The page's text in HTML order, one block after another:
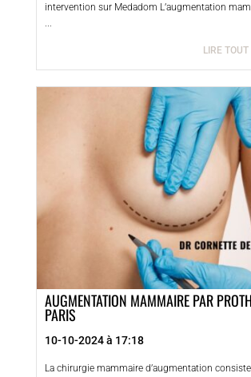
intervention sur Medadom L’augmentation
LIRE
AUGMENTATION MAMMAIRE PAR
PARIS
10-10-2024 à 17:18
La chirurgie mammaire d’augmentation